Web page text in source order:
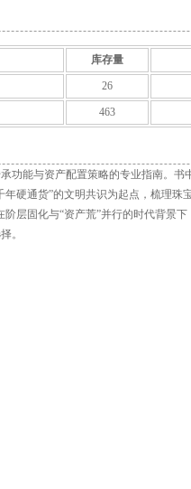
库存量
26
463
功能与资产配置策略的专业指南。
硬通货”的文明共识为起点，梳理珠
层固化与“资产荒”并行的时代背景
。